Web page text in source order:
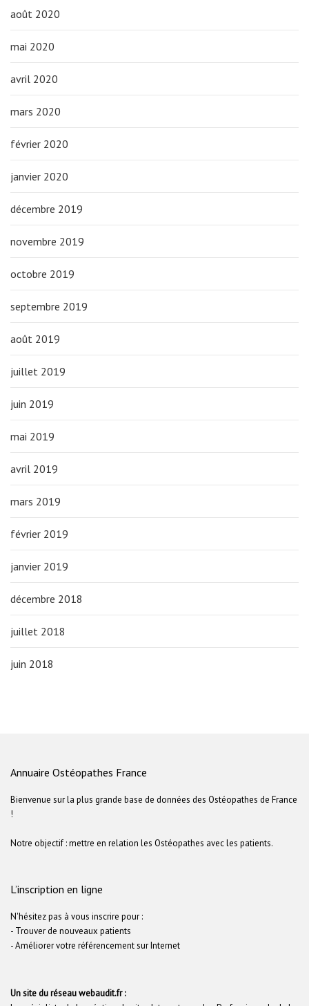
août 2020
mai 2020
avril 2020
mars 2020
février 2020
janvier 2020
décembre 2019
novembre 2019
octobre 2019
septembre 2019
août 2019
juillet 2019
juin 2019
mai 2019
avril 2019
mars 2019
février 2019
janvier 2019
décembre 2018
juillet 2018
juin 2018
Annuaire Ostéopathes France
Bienvenue sur la plus grande base de données des Ostéopathes de France
!
Notre objectif : mettre en relation les Ostéopathes avec les patients.
L’inscription en ligne
N'hésitez pas à vous inscrire pour :
- Trouver de nouveaux patients
- Améliorer votre référencement sur Internet
Un site du réseau webaudit.fr :